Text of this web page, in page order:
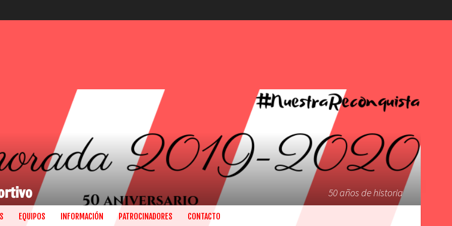
50 años de historia
EQUIPOS INFORMACIÓN PATROCINADORES CONTACTO